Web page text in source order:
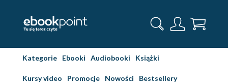
Kategorie Ebooki Audiobooki Książki
Kursy video Promocje Nowości Bestsellery